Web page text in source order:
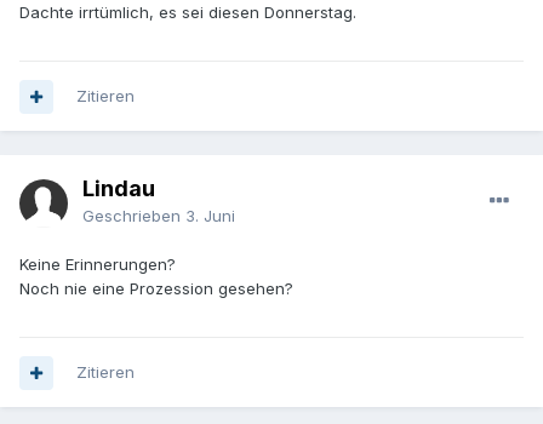
Dachte irrtümlich, es sei diesen Donnerstag.
Zitieren
Lindau
Geschrieben 3. Juni
Keine Erinnerungen?
Noch nie eine Prozession gesehen?
Zitieren